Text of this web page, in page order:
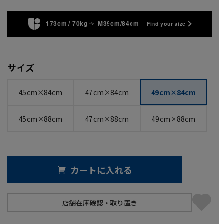
173cm / 70kg M39cm/84cm Find your size
サイズ
45cm×84cm 47cm×84cm 49cm×84cm
45cm×88cm 47cm×88cm 49cm×88cm
カートに入れる